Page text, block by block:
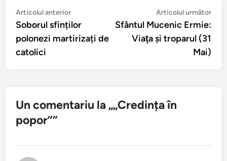
Navigare
în
articole
Articolul anteriorArticolul
anterior:
Soborul sfinților
polonezi martirizați de
catolici
Articolul următor
Sfântul Mucenic Ermie:
Viaţa şi troparul (31
Mai)
Un comentariu la „„Credința în
popor””